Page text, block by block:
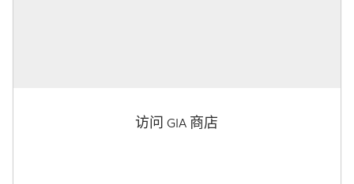
访问 GIA 商店